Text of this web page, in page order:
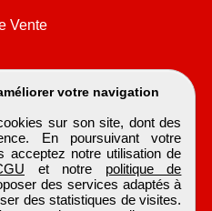
votre navigation
sur son site, dont des
En poursuivant votre
acceptez notre utilisation de
et notre politique de
des services adaptés à
des statistiques de visites.
Vente